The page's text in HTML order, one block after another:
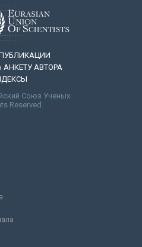
АВТОРА
Союз Ученых.
Reserved.